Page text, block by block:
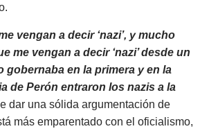
vengan a decir ‘nazi’, y mucho
me vengan a decir ‘nazi’ desde un
gobernaba en la primera y en la
de Perón entraron los nazis a la
dar una sólida argumentación de
más emparentado con el oficialismo,